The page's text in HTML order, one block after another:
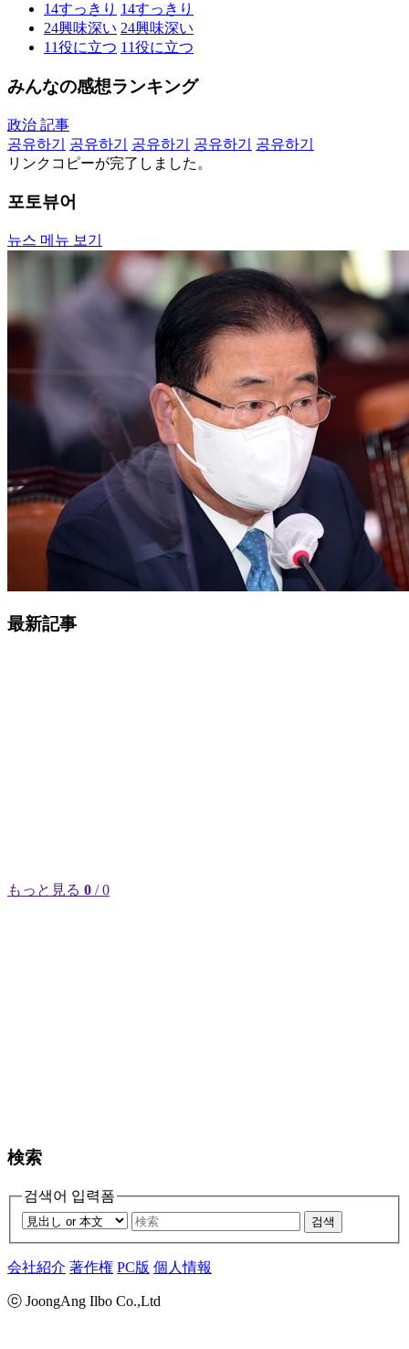
14すっきり 14すっきり
24興味深い 24興味深い
11役に立つ 11役に立つ
みんなの感想ランキング
政治 記事
공유하기
공유하기 공유하기 공유하기
공유하기
リンクコピーが完了しました。
포토뷰어
뉴스 메뉴 보기
最新記事
もっと見る 0 / 0
検索
검색어 입력폼
검색
会社紹介 著作権 PC版 個人情報
ⓒ JoongAng Ilbo Co.,Ltd